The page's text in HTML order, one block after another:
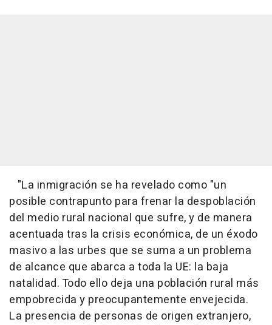
"La inmigración se ha revelado como "un
posible contrapunto para frenar la despoblación
del medio rural nacional que sufre, y de manera
acentuada tras la crisis económica, de un éxodo
masivo a las urbes que se suma a un problema
de alcance que abarca a toda la UE: la baja
natalidad. Todo ello deja una población rural más
empobrecida y preocupantemente envejecida.
La presencia de personas de origen extranjero,